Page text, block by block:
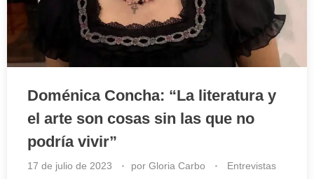
Doménica Concha: “La literatura y
el arte son cosas sin las que no
podría vivir”
17 de julio de 2023 por Gloria Carbo Entrevistas